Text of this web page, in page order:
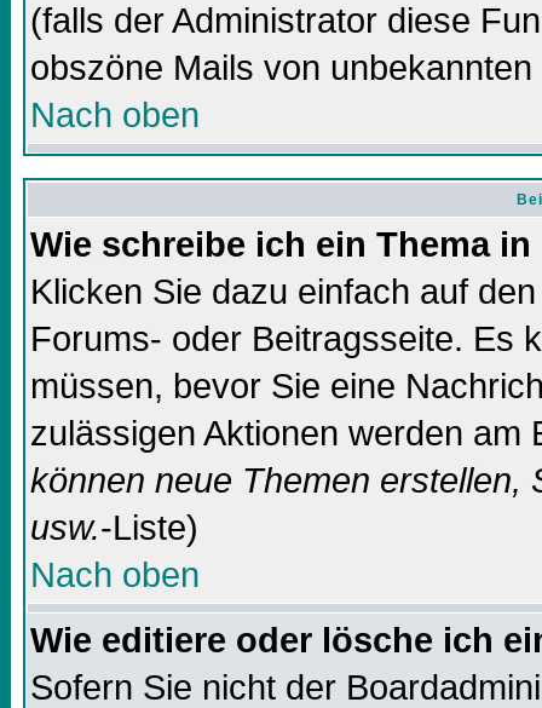
(falls der Administrator diese
obszöne Mails von
Nach oben
Wie schreibe ich ein Thema
Klicken Sie dazu einfach auf
Forums- oder Beitragsseite. Es
müssen, bevor Sie eine
zulässigen Aktionen werden
können neue Themen erstellen,
usw.-Liste)
Nach oben
Wie editiere oder lösche ich
Sofern Sie nicht der